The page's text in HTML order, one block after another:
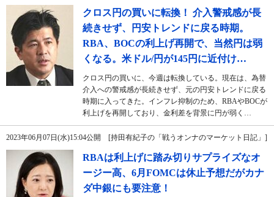
クロス円の買いに転換！ 介入警戒感が長
続きせず、円安トレンドに戻る時期。
RBA、BOCの利上げ再開で、当然円は弱
くなる。米ドル/円が145円に近付け…
クロス円の買いに、今週は転換している。現在は、為替
介入への警戒感が長続きせず、元の円安トレンドに戻る
時期に入ってきた。インフレ抑制のため、RBAやBOCが
利上げを再開しており、金利差を背景に円が弱く…
2023年06月07日(水)15:04公開 [持田有紀子の「戦うオンナのマーケット日記」]
RBAは利上げに踏み切りサプライズなオ
ージー高、6月FOMCは休止予想だがカナ
ダ中銀にも要注意！